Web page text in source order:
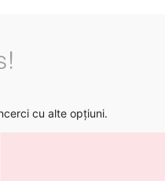
cu alte opțiuni.